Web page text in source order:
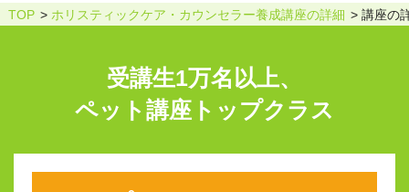
TOP ホリスティックケア・カウンセラー養成講座の詳細 講座の
受講生1万名以上、
ペット講座トップクラス